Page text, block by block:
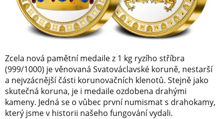
Zcela nová pamětní medaile z 1 kg ryzího stříbra
(999/1000) je věnovaná Svatováclavské koruně, nestarší
a nejvzácnější části korunovačních klenotů. Stejně jako
skutečná koruna, je i medaile ozdobena drahými
kameny. Jedná se o vůbec první numismat s drahokamy,
který jsme v historii našeho fungování vydali.